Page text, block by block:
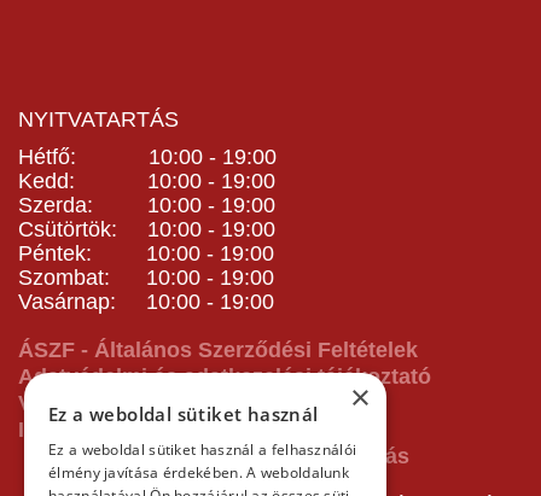
NYITVATARTÁS
Hétfő: 10:00 - 19:00
Kedd: 10:00 - 19:00
Szerda: 10:00 - 19:00
Csütörtök: 10:00 - 19:00
Péntek: 10:00 - 19:00
Szombat: 10:00 - 19:00
Vasárnap: 10:00 - 19:00
ÁSZF - Általános Szerződési Feltételek
Adatvédelmi és adatkezelési tájékoztató
Vásárlás előtti tájékoztató
Impresszum
×
Ez a weboldal sütiket használ
Ez a weboldal sütiket használ a felhasználói
élmény javítása érdekében. A weboldalunk